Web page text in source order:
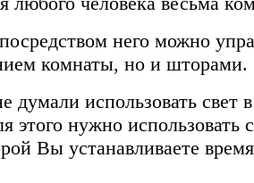
него можно
комнаты, но и шторами.
думали использовать свет в
этого нужно использовать
Вы устанавливаете время